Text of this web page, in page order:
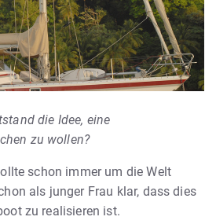
die Idee, eine
zu wollen?
schon immer um die Welt
als junger Frau klar, dass dies
zu realisieren ist.